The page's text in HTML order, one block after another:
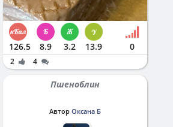
126.5 8.9 3.2 13.9 0
2 4
Пшеноблин
Автор Оксана Б